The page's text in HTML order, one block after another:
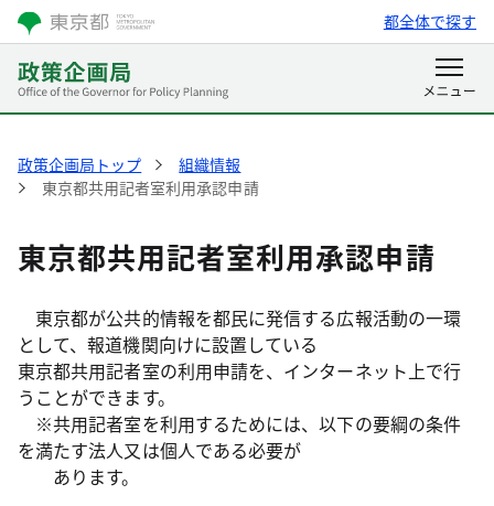
都全体で探す
政策企画局トップ
組織情報
東京都共用記者室利用承認申請
東京都共用記者室利用承認申請
東京都が公共的情報を都民に発信する広報活動の一環
として、報道機関向けに設置している
東京都共用記者室の利用申請を、インターネット上で行
うことができます。
※共用記者室を利用するためには、以下の要綱の条件
を満たす法人又は個人である必要が
あります。